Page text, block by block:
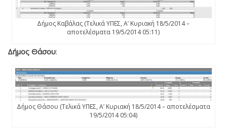
Δήμος Καβάλας (Τελικά ΥΠΕΣ, Α’ Κυριακή 18/5/2014 –
αποτελέσματα 19/5/2014 05:11)
Δήμος Θάσου:
Δήμος Θάσου (Τελικά ΥΠΕΣ, Α’ Κυριακή 18/5/2014 – αποτελέσματα
19/5/2014 05:04)